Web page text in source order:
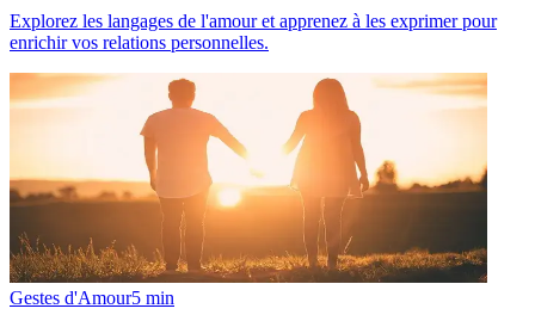
Explorez les langages de l'amour et apprenez à les exprimer pour
enrichir vos relations personnelles.
Gestes d'Amour5 min